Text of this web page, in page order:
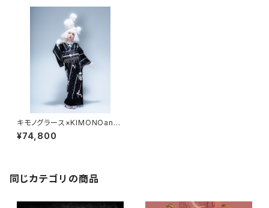
キモノグラース×KIMONOann
e.×宇野亞喜良 コラボ着物 KI
MONOanne.vol7掲載 Ribbo
¥74,800
同じカテゴリの商品